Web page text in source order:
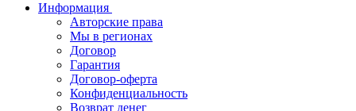
Информация
Авторские права
Мы в регионах
Договор
Гарантия
Договор-оферта
Конфиденциальность
Возврат денег